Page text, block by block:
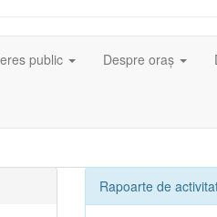
public Despre oraș
Rapoarte de